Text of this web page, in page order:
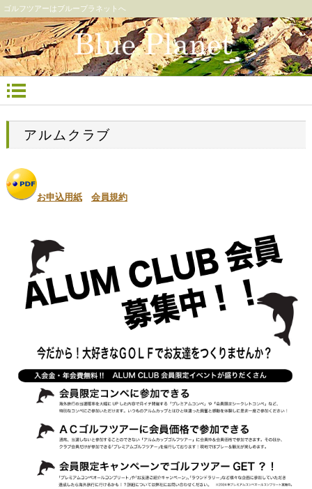
ゴルフツアーはブループラネットへ
アルムクラブ
お申込用紙 会員規約